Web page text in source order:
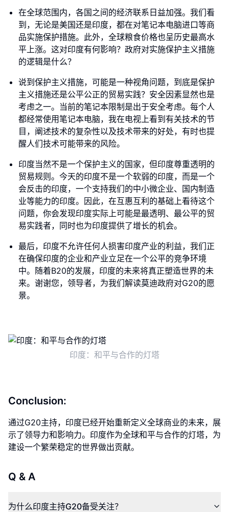
在全球范围内，各国之间的经济联系日益加强。我们看
到，无论是美国还是印度，都在对笔记本电脑进口等商
品实施保护措施。此外，全球粮食价格也呈历史最高水
平上涨。这对印度有何影响？政府对实施保护主义措施
的逻辑是什么？
说到保护主义措施，可能是一种视角问题，到底是保护
主义措施还是公平公正的贸易实践？安全因素显然也是
考虑之一。当前的笔记本限制是出于安全考虑。每个人
都经常使用笔记本电脑，我在电视上看到有关技术的节
目，阐述技术的复杂性以及技术带来的好处，有时也提
醒人们技术可能带来的风险。
印度当然不是一个保护主义的国家，但印度尊重透明的
贸易规则。今天的印度不是一个软弱的印度，而是一个
会反击的印度，一个支持我们的中小微企业、国内制造
业等能力的印度。因此，在互惠互利的基础上看待这个
问题，你会发现印度实际上可能是最透明、最公平的贸
易实践者，同时也为印度提供了增长的机会。
最后，印度不允许任何人损害印度产业的利益，我们正
在确保印度的企业和产业立足在一个公平的竞争环境
中。随着B20的发展，印度的未来将真正塑造世界的未
来。谢谢您，领导者，为我们解读莫迪政府对G20的愿
景。
印度：和平与合作的灯塔
Conclusion:
通过G20主持，印度已经开始重新定义全球商业的未来，展
示了领导力和影响力。印度作为全球和平与合作的灯塔，为
建设一个繁荣稳定的世界做出贡献。
Q & A
为什么印度主持G20备受关注？